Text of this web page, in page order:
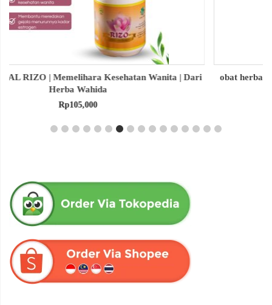
obat herbal senna aloe untuk melancarkan bab produk herba